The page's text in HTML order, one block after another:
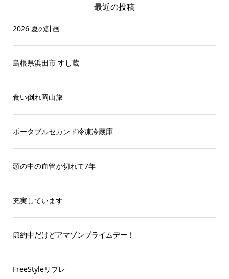
最近の投稿
2026 夏の計画
島根県浜田市 すし蔵
食い倒れ岡山旅
ポータブルセカンド冷凍冷蔵庫
頭の中の血管が切れて7年
充実しています
節約中だけどアマゾンプライムデー！
FreeStyleリブレ